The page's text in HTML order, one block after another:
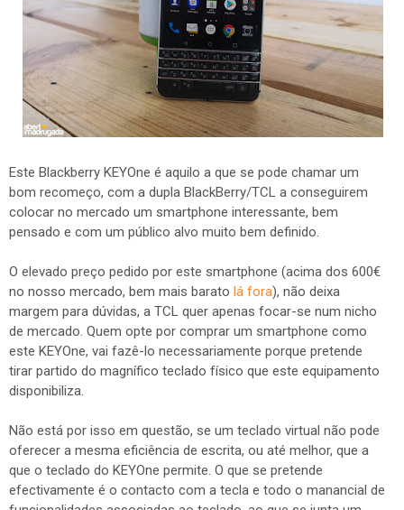
Este Blackberry KEYOne é aquilo a que se pode chamar um
bom recomeço, com a dupla BlackBerry/TCL a conseguirem
colocar no mercado um smartphone interessante, bem
pensado e com um público alvo muito bem definido.
O elevado preço pedido por este smartphone (acima dos 600€
no nosso mercado, bem mais barato lá fora), não deixa
margem para dúvidas, a TCL quer apenas focar-se num nicho
de mercado. Quem opte por comprar um smartphone como
este KEYOne, vai fazê-lo necessariamente porque pretende
tirar partido do magnífico teclado físico que este equipamento
disponibiliza.
Não está por isso em questão, se um teclado virtual não pode
oferecer a mesma eficiência de escrita, ou até melhor, que a
que o teclado do KEYOne permite. O que se pretende
efectivamente é o contacto com a tecla e todo o manancial de